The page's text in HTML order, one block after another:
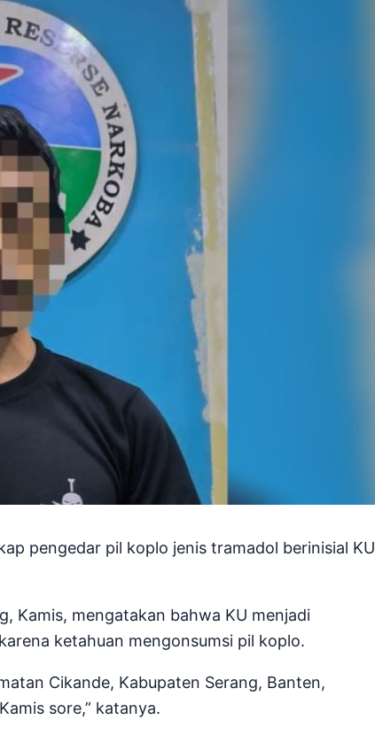
pengedar pil koplo jenis tramadol berinisial KU
Kamis, mengatakan bahwa KU menjadi
ketahuan mengonsumsi pil koplo.
Cikande, Kabupaten Serang, Banten,
sore,” katanya.